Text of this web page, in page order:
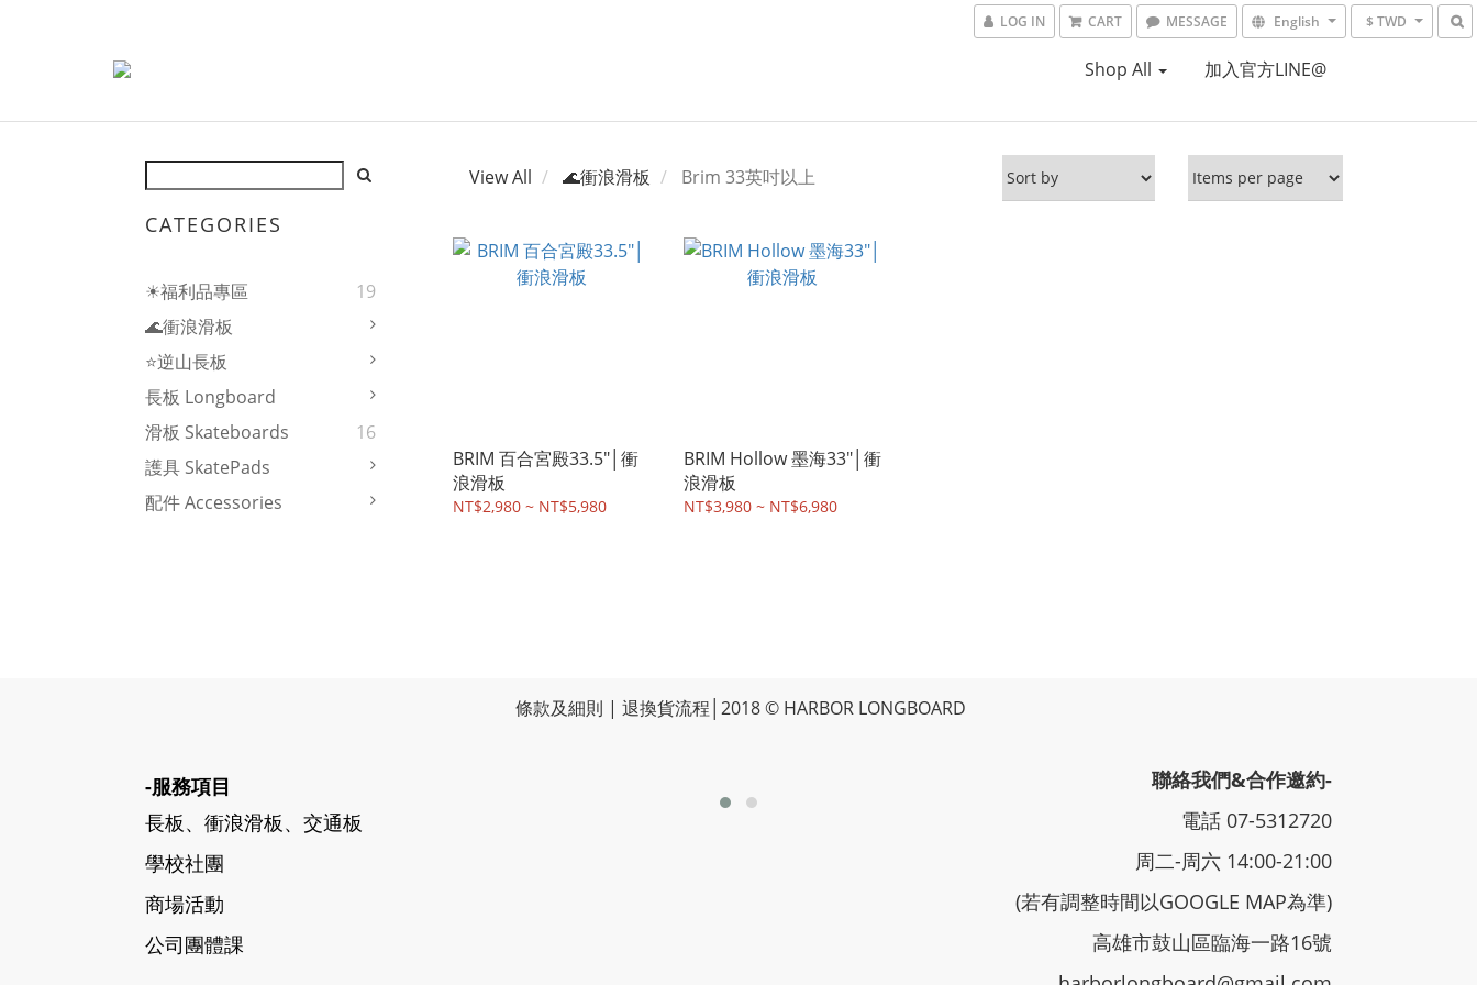
LOG IN CART MESSAGE English $ TWD
Shop All 加入官方LINE@
CATEGORIES
☀福利品專區
19
🌊衝浪滑板
⭐逆山長板
長板 Longboard
滑板 Skateboards
16
護具 SkatePads
配件 Accessories
View All 🌊衝浪滑板 Brim 33英吋以上
BRIM 百合宮殿33.5"│衝
浪滑板
NT$2,980 ~ NT$5,980
BRIM Hollow 墨海33"│衝
浪滑板
NT$3,980 ~ NT$6,980
條款及細則 | 退換貨流程 │2018 © HARBOR LONGBOARD
-服務項目
長板、衝浪滑板、交通板
學校社團
商場活動
公司團體課
聯絡我們&合作邀約-
電話 07-5312720
周二-周六 14:00-21:00
(若有調整時間以GOOGLE MAP為準)
高雄市鼓山區臨海一路16號